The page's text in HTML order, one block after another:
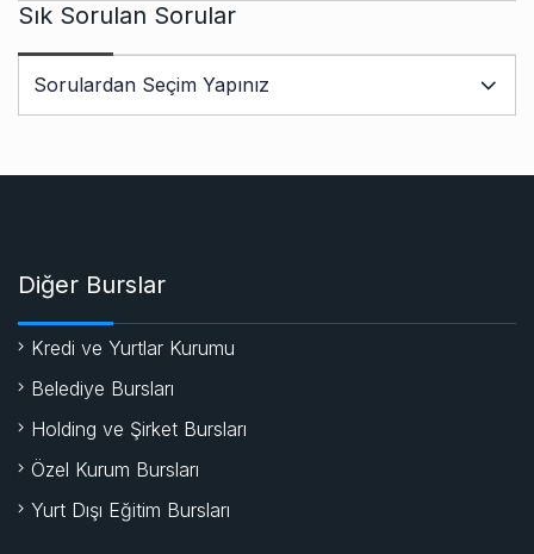
Sık Sorulan Sorular
Diğer Burslar
Kredi ve Yurtlar Kurumu
Belediye Bursları
Holding ve Şirket Bursları
Özel Kurum Bursları
Yurt Dışı Eğitim Bursları